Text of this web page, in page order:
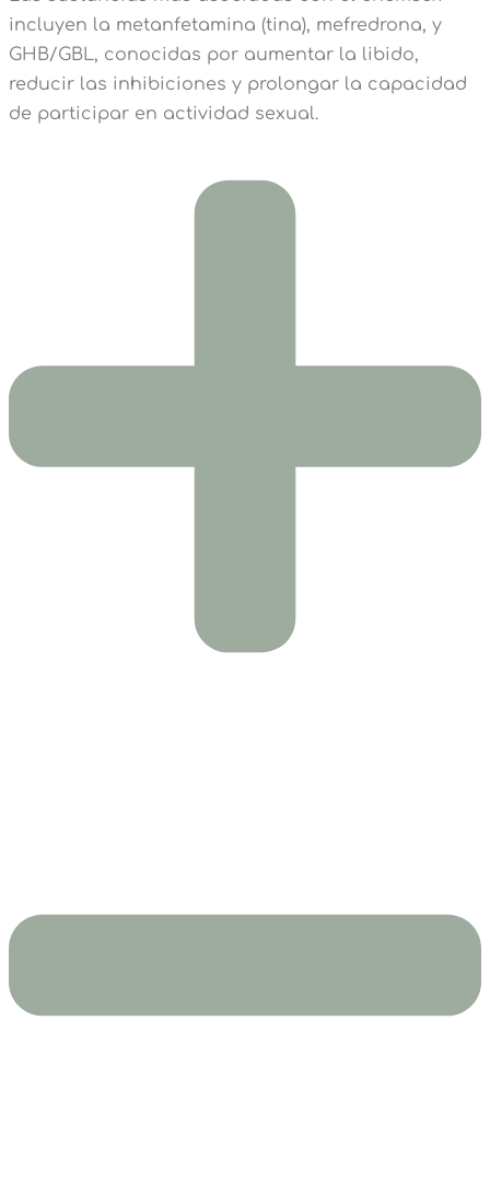
incluyen la metanfetamina (tina), mefredrona, y
GHB/GBL, conocidas por aumentar la libido,
reducir las inhibiciones y prolongar la capacidad
de participar en actividad sexual.